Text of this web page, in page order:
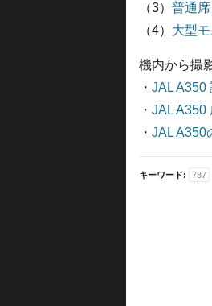
（3） 普通
（4） 大型
機内から撮
・ JAL A350
・ JAL A350
・ JAL A350
キーワード: 787